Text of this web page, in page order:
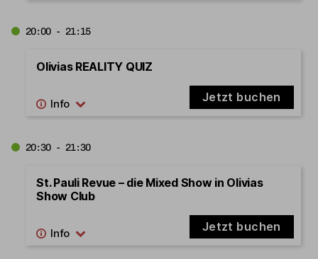
20:00 - 21:15
Olivias REALITY QUIZ
Jetzt buchen
20:30 - 21:30
St. Pauli Revue – die Mixed Show in Olivias
Show Club
Jetzt buchen